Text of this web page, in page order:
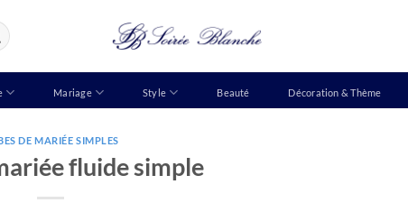
Mariage Style Beauté Décoration & Thème
DE MARIÉE SIMPLES
fluide simple